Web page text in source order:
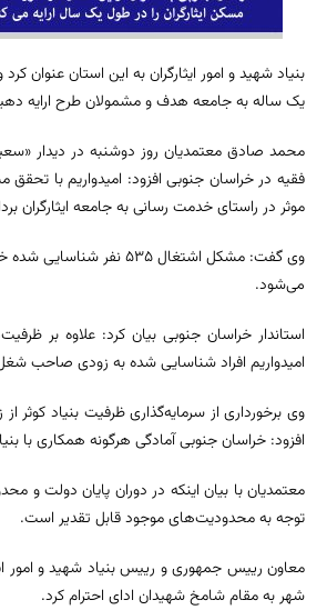
بنیاد شهید و امور ایثارگران به این استان
یک ساله به جامعه هدف و مشمولان طرح ارایه
محمد صادق معتمدیان روز دوشنبه در دیدار
فقیه در خراسان جنوبی افزود: امیدواریم با تحقق
موثر در راستای خدمت رسانی به جامعه ایثارگران
وی گفت: مشکل اشتغال ۵۳۵
می‌شود.
استاندار خراسان جنوبی بیان کرد: علاوه بر
امیدواریم افراد شناسایی شده به زودی صاحب
وی برخورداری از سرمایه‌گذاری ظرفیت بنیاد کوثر
افزود: خراسان جنوبی آمادگی هرگونه همکاری با
معتمدیان با بیان اینکه در دوران پایان دولت و
توجه به محدودیت‌های موجود قابل تقدیر است.
معاون رییس جمهوری و رییس بنیاد شهید و امور
شهر به مقام شامخ شهیدان ادای احترام کرد.